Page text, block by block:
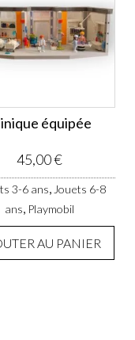
équipée
45,00€
3-6 ans,Jouets 6-8
ans, Playmobil
AU PANIER